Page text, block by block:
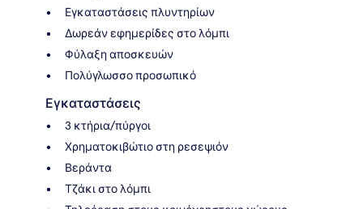
Εγκαταστάσεις πλυντηρίων
Δωρεάν εφημερίδες στο λόμπι
Φύλαξη αποσκευών
Πολύγλωσσο προσωπικό
Εγκαταστάσεις
3 κτήρια/πύργοι
Χρηματοκιβώτιο στη ρεσεψιόν
Βεράντα
Τζάκι στο λόμπι